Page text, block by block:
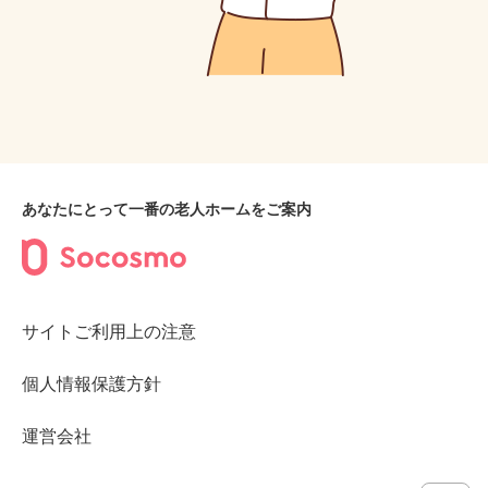
あなたにとって一番の老人ホームをご案内
サイトご利用上の注意
個人情報保護方針
運営会社